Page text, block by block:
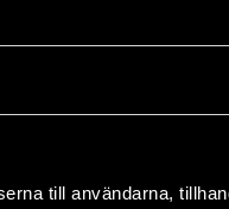
till användarna,
14 dagars ångerrät.